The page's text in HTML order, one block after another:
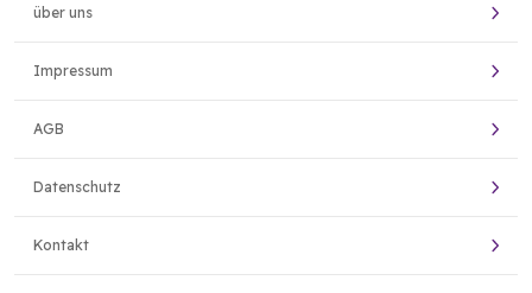
über uns
Impressum
AGB
Datenschutz
Kontakt